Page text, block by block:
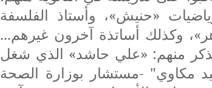
«حنيش»، وأستاذ الفلسفة
وكذلك أساتذة آخرون غيرهم...
منهم: «علي حاشد» الذي شغل
مكاوي" -مستشار بوزارة الصحة